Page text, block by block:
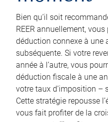
Bien qu’il soit
REER annuellement,
déduction connexe à une
subséquente. Si votre
année à l’autre, vous
déduction fiscale à une
votre taux d’imposition –
Cette stratégie repousse
vous fait profiter de la